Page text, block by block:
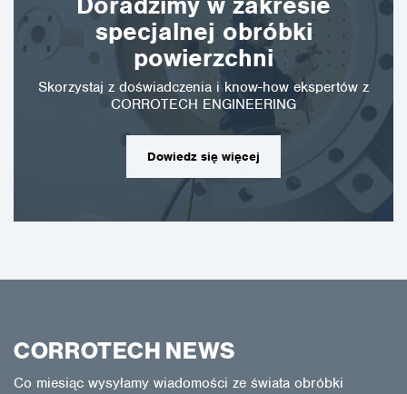
specjalnej obróbki
powierzchni
Skorzystaj z doświadczenia i know-how ekspertów z
CORROTECH ENGINEERING
Dowiedz się więcej
CORROTECH NEWS
Co miesiąc wysyłamy wiadomości ze świata obróbki